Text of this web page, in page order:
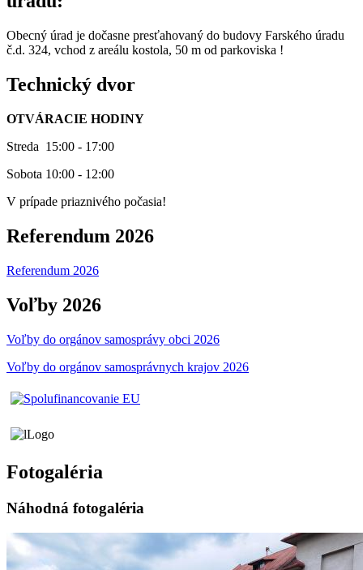
Obecný úrad je dočasne presťahovaný do budovy Farského úradu
č.d. 324, vchod z areálu kostola, 50 m od parkoviska !
Technický dvor
OTVÁRACIE HODINY
Streda 15:00 - 17:00
Sobota 10:00 - 12:00
V prípade priaznivého počasia!
Referendum 2026
Referendum 2026
Voľby 2026
Voľby do orgánov samosprávy obci 2026
Voľby do orgánov samosprávnych krajov 2026
Fotogaléria
Náhodná fotogaléria